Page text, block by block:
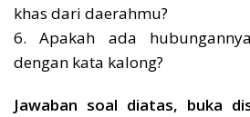
khas dari daerahmu?
6. Apakah ada
dengan kata kalong?
Jawaban soal diatas, buka